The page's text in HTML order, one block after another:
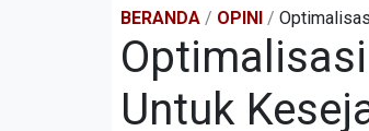
BERANDA / OPINI /
Untuk